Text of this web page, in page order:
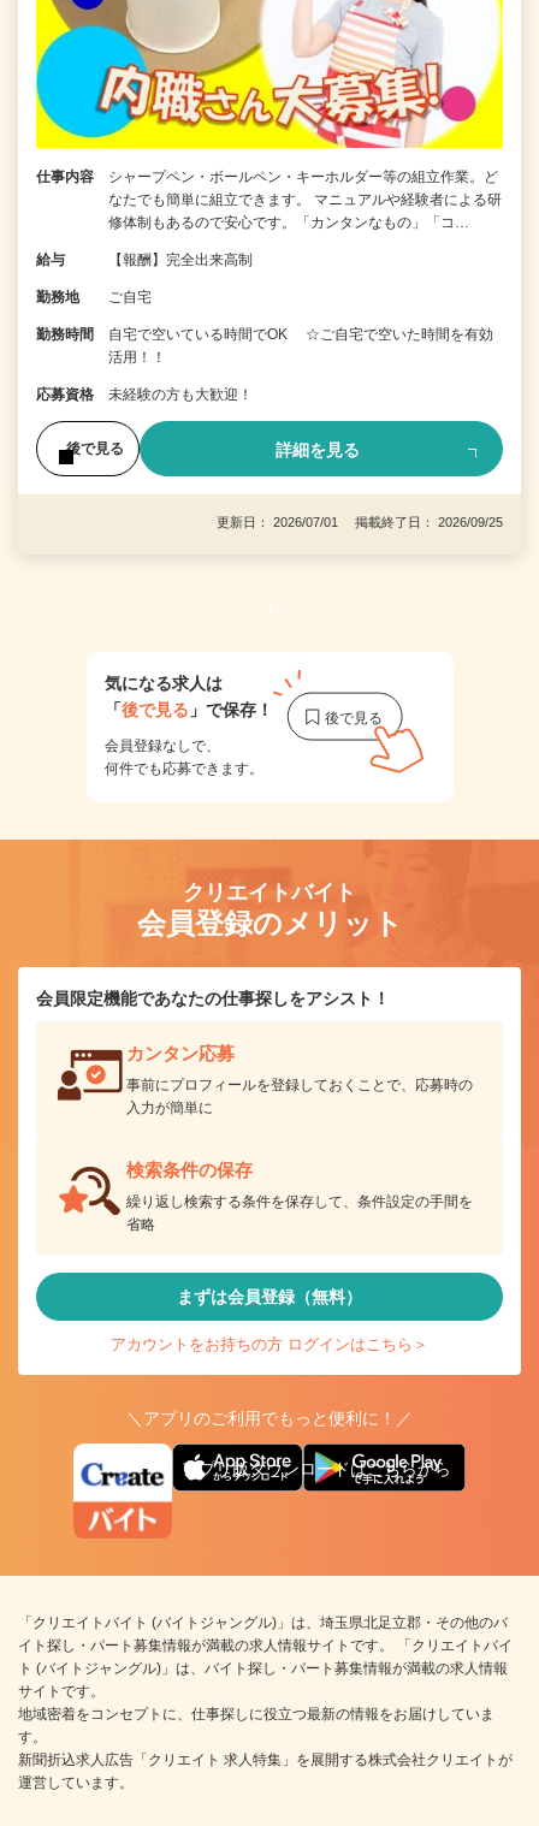
仕事内容
シャープペン・ボールペン・キーホルダー等の組立作業。ど
なたでも簡単に組立できます。 マニュアルや経験者による研
修体制もあるので安心です。「カンタンなもの」「コ…
給与 【報酬】完全出来高制
勤務地 ご自宅
勤務時間
自宅で空いている時間でOK ☆ご自宅で空いた時間を有効
活用！！
応募資格 未経験の方も大歓迎！
後で見る 詳細を見る
更新日： 2026/07/01 掲載終了日： 2026/09/25
1
気になる求人は
「後で見る 」で保存！
会員登録なしで、
何件でも応募できます。
クリエイトバイト
会員登録のメリット
会員限定機能であなたの仕事探しをアシスト！
カンタン応募
事前にプロフィールを登録しておくことで、応募時の
入力が簡単に
検索条件の保存
繰り返し検索する条件を保存して、条件設定の手間を
省略
まずは会員登録（無料）
アカウントをお持ちの方 ログインはこちら＞
＼アプリのご利用でもっと便利に！／
アプリ版ダウンロードはこちらから
「クリエイトバイト (バイトジャングル)」は、埼玉県北足立郡・その他のバ
イト探し・パート募集情報が満載の求人情報サイトです。 「クリエイトバイ
ト (バイトジャングル)」は、バイト探し・パート募集情報が満載の求人情報
サイトです。
地域密着をコンセプトに、仕事探しに役立つ最新の情報をお届けしていま
す。
新聞折込求人広告「クリエイト 求人特集」を展開する株式会社クリエイトが
運営しています。